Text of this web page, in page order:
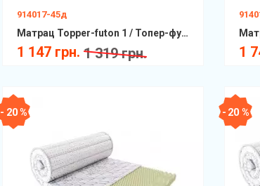
914017-45д
Матрац Topper-futon 1 / Топер-футон 1 Матролюкс
1 147 грн. 1 319 грн. 1
- 20 % - 20 %